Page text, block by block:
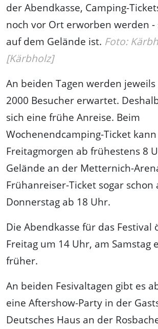
der Abendkasse, Camping-
noch vor Ort erworben werden -
auf dem Gelände ist. Foto:
[Kärbholz]
An beiden Tagen werden
2000 Besucher erwartet.
sich eine frühe Anreise. Beim
Wochenendcamping-Ticket
Freitagmorgen ab frühestens 8
Gelände an der Metternich-
Frühanreiser-Ticket sogar schon
Donnerstag ab 18 Uhr.
Die Abendkasse für das Festival
Freitag um 14 Uhr, am Samstag
früher.
An beiden Fesivaltagen gibt es
eine Aftershow-Party in der
Deutsches Haus an der